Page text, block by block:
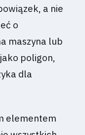
a nie
o
maszyna lub
poligon,
dla
elementem